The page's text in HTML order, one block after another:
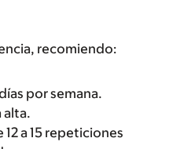
recomiendo:
por semana.
alta.
a 15 repeticiones